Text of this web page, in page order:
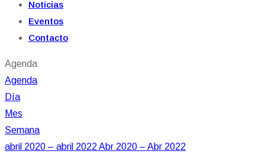
Noticias
Eventos
Contacto
Agenda
Agenda
Día
Mes
Semana
abril 2020 – abril 2022Abr 2020 – Abr 2022